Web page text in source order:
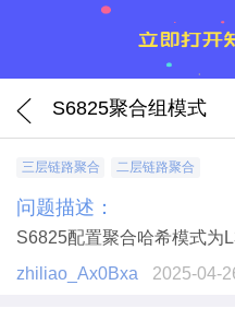
S6825聚合组模式
三层链路聚合 二层链路聚合
问题描述：
S6825配置聚合哈希模式为
zhiliao_Ax0Bxa
2025-04-